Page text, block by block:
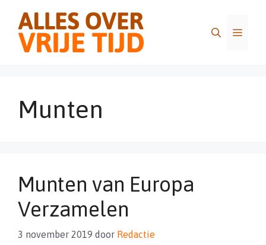
inhoud
Menu
Munten
Munten van Europa
Verzamelen
3 november 2019 door Redactie